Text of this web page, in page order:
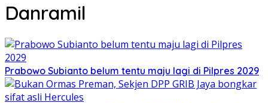
Danramil
Prabowo Subianto belum tentu maju lagi di Pilpres 2029